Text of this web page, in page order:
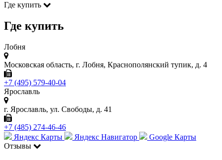
Где купить
Где купить
Лобня
Московская область, г. Лобня, Краснополянский тупик, д. 4
+7 (495) 579-40-04
Ярославль
г. Ярославль, ул. Свободы, д. 41
+7 (485) 274-46-46
Яндекс Карты
Яндекс Навигатор
Google Карты
Отзывы